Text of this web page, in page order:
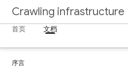
Crawling infrastructure
首页
文档
序言